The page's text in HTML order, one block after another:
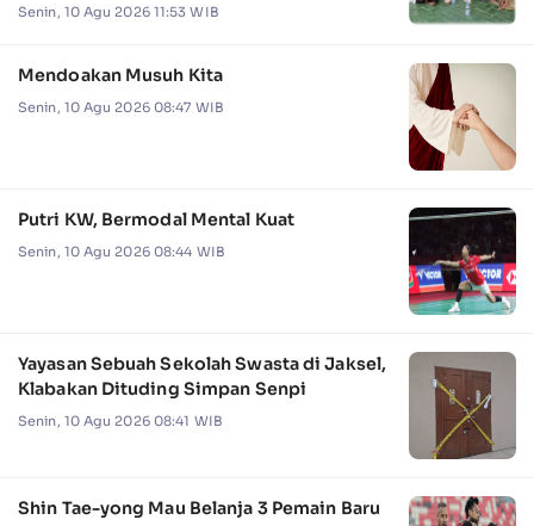
Senin, 10 Agu 2026 11:53 WIB
Mendoakan Musuh Kita
Senin, 10 Agu 2026 08:47 WIB
Putri KW, Bermodal Mental Kuat
Senin, 10 Agu 2026 08:44 WIB
Yayasan Sebuah Sekolah Swasta di Jaksel,
Klabakan Dituding Simpan Senpi
Senin, 10 Agu 2026 08:41 WIB
Shin Tae-yong Mau Belanja 3 Pemain Baru